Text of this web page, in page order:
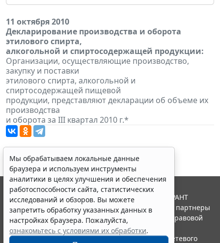
11 октября 2010
Декларирование производства и оборота
этилового спирта,
алкогольной и спиртосодержащей продукции:
Организации, осуществляющие производство,
закупку и поставки
этилового спирта, алкогольной и
спиртосодержащей пищевой
продукции, представляют декларации об объеме их
производства
и оборота за III квартал 2010 г.*
Мы обрабатываем локальные данные
браузера и используем инструменты
аналитики в целях улучшения и обеспечения
работоспособности сайта, статистических
исследований и обзоров. Вы можете
запретить обработку указанных данных в
настройках браузера. Пожалуйста,
ознакомьтесь с условиями их обработки.
© ООО "НПП "ГАРАНТ-СЕРВИС", 2026. Система ГАРАНТ
выпускается с 1990 года. Компания "Гарант" и ее партнеры
являются участниками Российской ассоциации правовой
информации ГАРАНТ.
Портал ГАРАНТ.РУ зарегистрирован в качестве сетевого